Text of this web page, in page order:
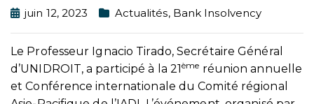
juin 12, 2023 Actualités, Bank Insolvency
Le Professeur Ignacio Tirado, Secrétaire Général
d’UNIDROIT, a participé à la 21ème réunion annuelle
et Conférence internationale du Comité régional